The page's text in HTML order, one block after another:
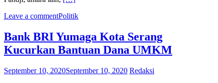
Leave a commentPolitik
Bank BRI Yumaga Kota Serang
Kucurkan Bantuan Dana UMKM
September 10, 2020September 10, 2020 Redaksi